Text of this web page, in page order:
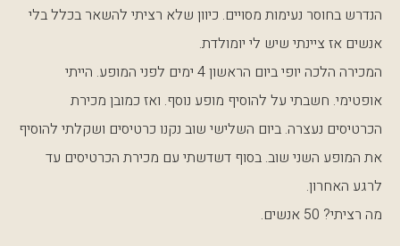
הנדרש בחוסר נעימות מסויים. כיוון שלא רציתי להשאר בכלל בלי
אנשים אז ציינתי שיש לי יומולדת.
המכירה הלכה יופי ביום הראשון 4 ימים לפני המופע. הייתי
אופטימי. חשבתי על להוסיף מופע נוסף. ואז כמובן מכירת
הכרטיסים נעצרה. ביום השלישי שוב נקנו כרטיסים ושקלתי להוסיף
את המופע השני שוב. בסוף דשדשתי עם מכירת הכרטיסים עד
לרגע האחרון.
מה רציתי? 50 אנשים.